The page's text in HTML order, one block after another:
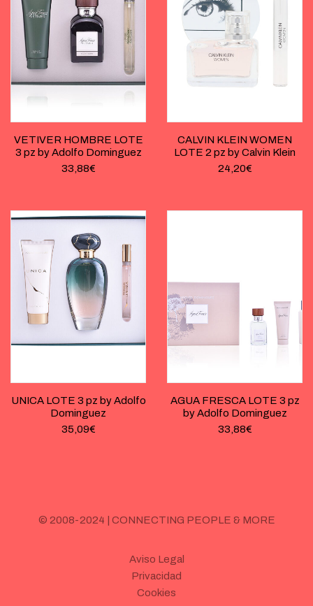
VETIVER HOMBRE LOTE
3 pz by Adolfo Dominguez
33,88€
CALVIN KLEIN WOMEN
LOTE 2 pz by Calvin Klein
24,20€
UNICA LOTE 3 pz by Adolfo
Dominguez
35,09€
AGUA FRESCA LOTE 3 pz
by Adolfo Dominguez
33,88€
© 2008-2024 | CONNECTING PEOPLE & MORE
Aviso Legal
Privacidad
Cookies